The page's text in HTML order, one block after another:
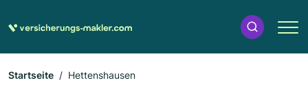
Startseite Hettenshausen